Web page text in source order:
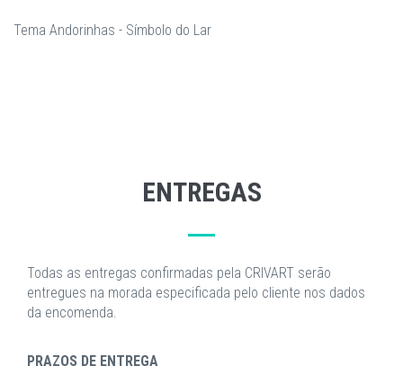
Tema Andorinhas - Símbolo do Lar
ENTREGAS
Todas as entregas confirmadas pela CRIVART serão
entregues na morada especificada pelo cliente nos dados
da encomenda.
PRAZOS DE ENTREGA